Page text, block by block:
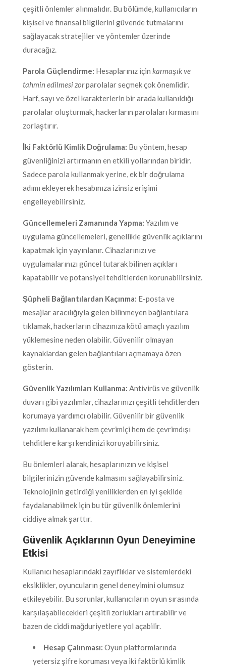
çeşitli önlemler alınmalıdır. Bu bölümde, kullanıcıların
kişisel ve finansal bilgilerini güvende tutmalarını
sağlayacak stratejiler ve yöntemler üzerinde
duracağız.
Parola Güçlendirme: Hesaplarınız için karmaşık ve
tahmin edilmesi zorparolalar seçmek çok önemlidir.
Harf, sayı ve özel karakterlerin bir arada kullanıldığı
parolalar oluşturmak, hackerların parolaları kırmasını
zorlaştırır.
İki Faktörlü Kimlik Doğrulama: Bu yöntem, hesap
güvenliğinizi artırmanın en etkili yollarından biridir.
Sadece parola kullanmak yerine, ek bir doğrulama
adımı ekleyerek hesabınıza izinsiz erişimi
engelleyebilirsiniz.
Güncellemeleri Zamanında Yapma: Yazılım ve
uygulama güncellemeleri, genellikle güvenlik açıklarını
kapatmak için yayınlanır. Cihazlarınızı ve
uygulamalarınızı güncel tutarak bilinen açıkları
kapatabilir ve potansiyel tehditlerden korunabilirsiniz.
Şüpheli Bağlantılardan Kaçınma: E-posta ve
mesajlar aracılığıyla gelen bilinmeyen bağlantılara
tıklamak, hackerların cihazınıza kötü amaçlı yazılım
yüklemesine neden olabilir. Güvenilir olmayan
kaynaklardan gelen bağlantıları açmamaya özen
gösterin.
Güvenlik Yazılımları Kullanma: Antivirüs ve güvenlik
duvarı gibi yazılımlar, cihazlarınızı çeşitli tehditlerden
korumaya yardımcı olabilir. Güvenilir bir güvenlik
yazılımı kullanarak hem çevrimiçi hem de çevrimdışı
tehditlere karşı kendinizi koruyabilirsiniz.
Bu önlemleri alarak, hesaplarınızın ve kişisel
bilgilerinizin güvende kalmasını sağlayabilirsiniz.
Teknolojinin getirdiği yeniliklerden en iyi şekilde
faydalanabilmek için bu tür güvenlik önlemlerini
ciddiye almak şarttır.
Güvenlik Açıklarının Oyun Deneyimine
Etkisi
Kullanıcı hesaplarındaki zayıflıklar ve sistemlerdeki
eksiklikler, oyuncuların genel deneyimini olumsuz
etkileyebilir. Bu sorunlar, kullanıcıların oyun sırasında
karşılaşabilecekleri çeşitli zorlukları artırabilir ve
bazen de ciddi mağduriyetlere yol açabilir.
Hesap Çalınması: Oyun platformlarında
yetersiz şifre koruması veya iki faktörlü kimlik